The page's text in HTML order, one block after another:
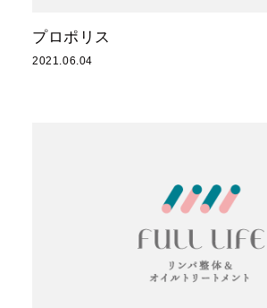
プロポリス
2021.06.04